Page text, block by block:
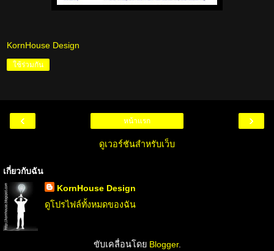
KornHouse Design
ใช้ร่วมกัน
‹ ›
หน้าแรก
ดูเวอร์ชันสำหรับเว็บ
เกี่ยวกับฉัน
KornHouse Design
ดูโปรไฟล์ทั้งหมดของฉัน
ขับเคลื่อนโดย Blogger.